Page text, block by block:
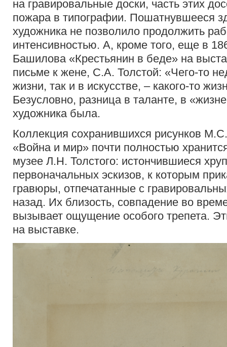
на гравировальные доски, часть этих
пожара в типографии. Пошатнувшееся
художника не позволило продолжить
интенсивностью. А, кроме того, еще в
Башилова «Крестьянин в беде» на
письме к жене, С.А. Толстой: «Чего-то
жизни, так и в искусстве, – какого-то
Безусловно, разница в таланте, в
художника была.
Коллекция сохранившихся рисунков
«Война и мир» почти полностью
музее Л.Н. Толстого: истончившиеся
первоначальных эскизов, к которым
гравюры, отпечатанные с
назад. Их близость, совпадение во
вызывает ощущение особого трепета.
на выставке.